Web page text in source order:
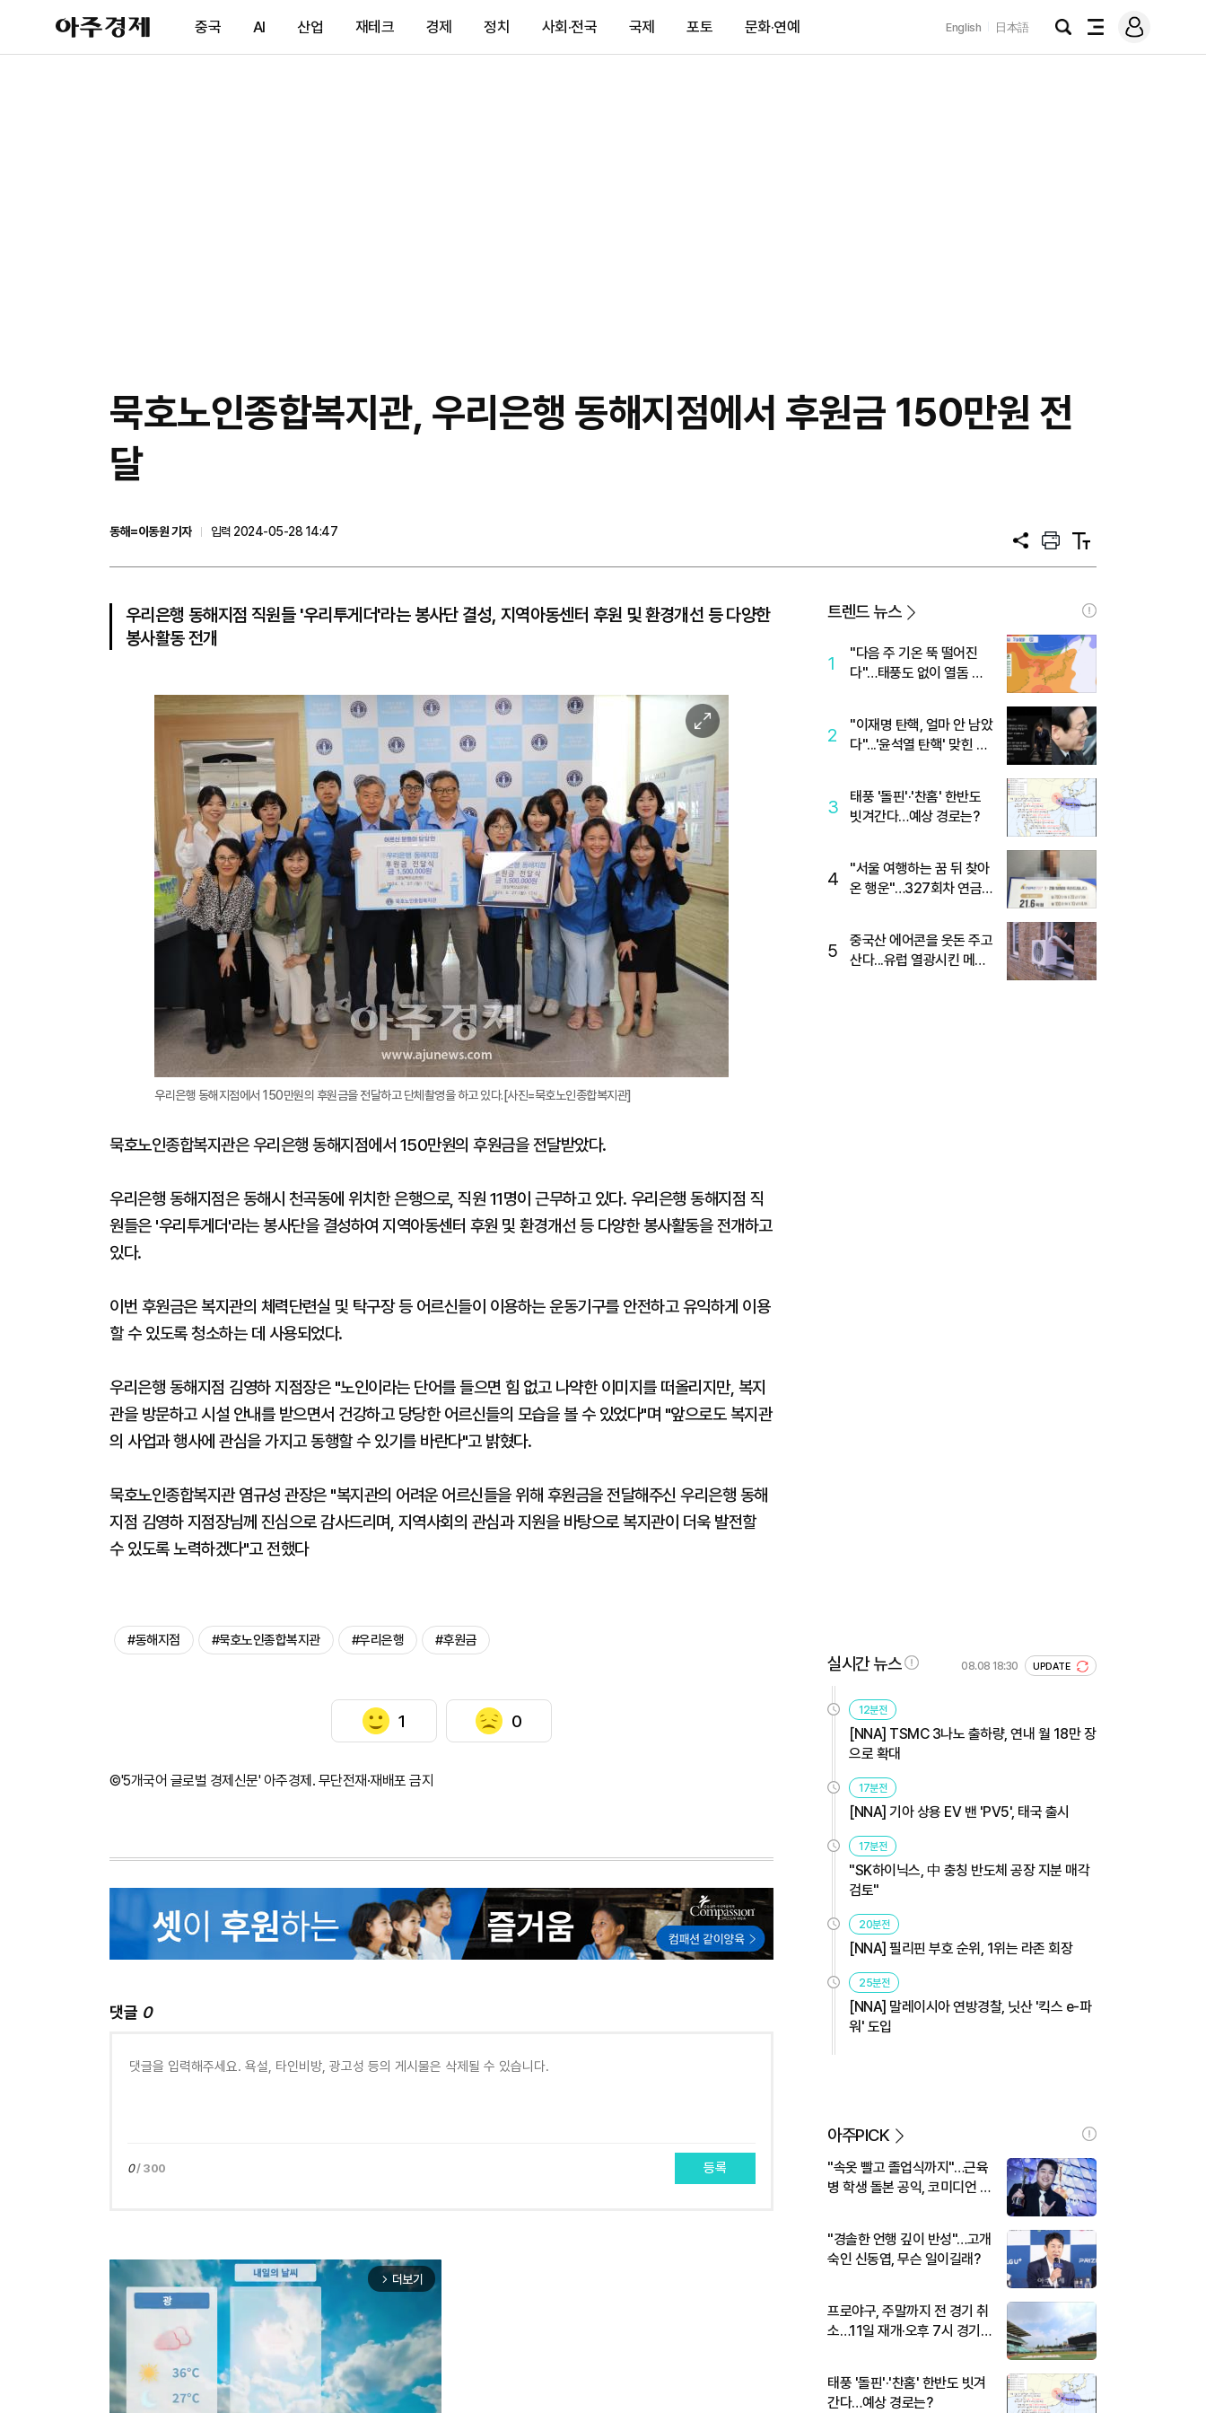
아
주
제
중국 AI 산업 재테크 경제 정치 사회·전국 국제 포토 문화·연예 English 日本語
검
전
메
그
묵호노인종합복지관, 우리은행 동해지점에서 후원금 150만원 전
달
동해=이동원 기자
입력 2024-05-28 14:47
공
프
트
텍
트
우리은행 동해지점 직원들 '우리투게더'라는 봉사단 결성, 지역아동센터 후원 및 환경개선 등 다양한
봉사활동 전개
이
미
지
확
대
우리은행 동해지점에서 150만원의 후원금을 전달하고 단체촬영을 하고 있다.[사진=묵호노인종합복지관]
묵호노인종합복지관은 우리은행 동해지점에서 150만원의 후원금을 전달받았다.
우리은행 동해지점은 동해시 천곡동에 위치한 은행으로, 직원 11명이 근무하고 있다. 우리은행 동해지점 직
원들은 '우리투게더'라는 봉사단을 결성하여 지역아동센터 후원 및 환경개선 등 다양한 봉사활동을 전개하고
있다.
이번 후원금은 복지관의 체력단련실 및 탁구장 등 어르신들이 이용하는 운동기구를 안전하고 유익하게 이용
할 수 있도록 청소하는 데 사용되었다.
우리은행 동해지점 김영하 지점장은 "노인이라는 단어를 들으면 힘 없고 나약한 이미지를 떠올리지만, 복지
관을 방문하고 시설 안내를 받으면서 건강하고 당당한 어르신들의 모습을 볼 수 있었다"며 "앞으로도 복지관
의 사업과 행사에 관심을 가지고 동행할 수 있기를 바란다"고 밝혔다.
묵호노인종합복지관 염규성 관장은 "복지관의 어려운 어르신들을 위해 후원금을 전달해주신 우리은행 동해
지점 김영하 지점장님께 진심으로 감사드리며, 지역사회의 관심과 지원을 바탕으로 복지관이 더욱 발전할
수 있도록 노력하겠다"고 전했다
#동해지점 #묵호노인종합복지관 #우리은행 #후원금
1 0
©'5개국어 글로벌 경제신문' 아주경제. 무단전재·재배포 금지
댓글 0
0/ 300 등록
arrow_forward_ios 더보기
트렌드 뉴스
1
"다음 주 기온 뚝 떨어진
다"…태풍도 없이 열돔 박
2
"이재명 탄핵, 얼마 안 남았
다"...'윤석열 탄핵' 맞힌 무
3
태풍 '돌핀'·'찬홈' 한반도
빗겨간다…예상 경로는?
4
"서울 여행하는 꿈 뒤 찾아
온 행운"…327회차 연금
5
중국산 에어콘을 웃돈 주고
산다...유럽 열광시킨 메이
실시간 뉴스 08.08 18:30 UPDATE
12분전
[NNA] TSMC 3나노 출하량, 연내 월 18만 장
으로 확대
17분전
[NNA] 기아 상용 EV 밴 'PV5', 태국 출시
17분전
"SK하이닉스, 中 충칭 반도체 공장 지분 매각
검토"
20분전
[NNA] 필리핀 부호 순위, 1위는 라존 회장
25분전
[NNA] 말레이시아 연방경찰, 닛산 '킥스 e-파
워' 도입
아주PICK
"속옷 빨고 졸업식까지"…근육
병 학생 돌본 공익, 코미디언 김
"경솔한 언행 깊이 반성"…고개
숙인 신동엽, 무슨 일이길래?
프로야구, 주말까지 전 경기 취
소…11일 재개·오후 7시 경기
태풍 '돌핀'·'찬홈' 한반도 빗겨
간다…예상 경로는?